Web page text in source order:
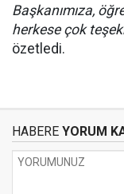
Başkanımıza,
herkese çok
özetledi.
HABERE YORUM